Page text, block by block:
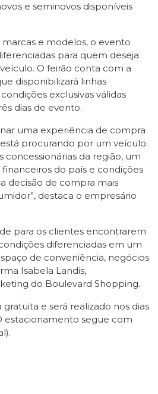
e seminovos disponíveis
e modelos, o evento
para quem deseja
O feirão conta com a
disponibilizará linhas
exclusivas válidas
dias de evento.
uma experiência de compra
procurando por um veículo.
concessionárias da região, um
do país e condições
decisão de compra mais
destaca o empresário
para os clientes encontrarem
diferenciadas em um
de conveniência, negócios
Isabela Landis,
do Boulevard Shopping.
e será realizado nos dias
estacionamento segue com